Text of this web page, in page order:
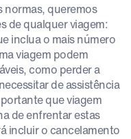
normas, queremos
de qualquer viagem:
inclua o mais número
viagem podem
como perder a
de assistência
que viagem
de enfrentar estas
incluir o cancelamento